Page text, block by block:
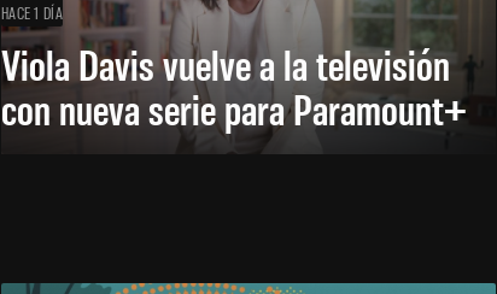
HACE 1 DÍA
Viola Davis vuelve a la televisión
con nueva serie para Paramount+